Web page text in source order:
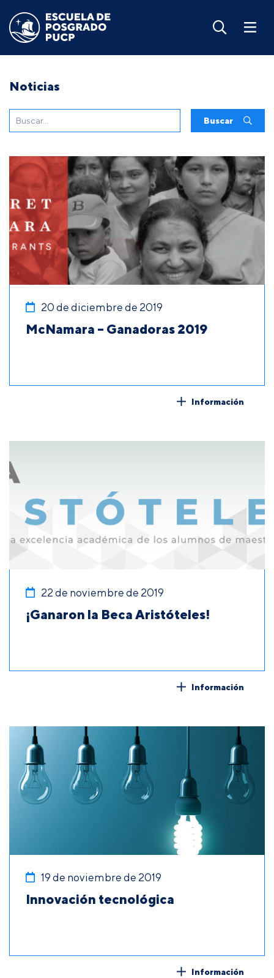
Noticias
Buscar
20 de diciembre de 2019
McNamara – Ganadoras 2019
Información
22 de noviembre de 2019
¡Ganaron la Beca Aristóteles!
Información
19 de noviembre de 2019
Innovación tecnológica
Información